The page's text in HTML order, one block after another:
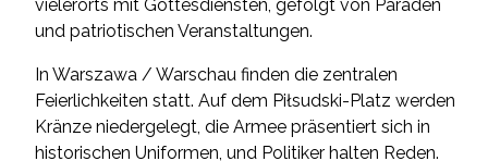
vielerorts mit Gottesdiensten, gefolgt von Paraden
und patriotischen Veranstaltungen.
In Warszawa / Warschau finden die zentralen
Feierlichkeiten statt. Auf dem Piłsudski-Platz werden
Kränze niedergelegt, die Armee präsentiert sich in
historischen Uniformen, und Politiker halten Reden.